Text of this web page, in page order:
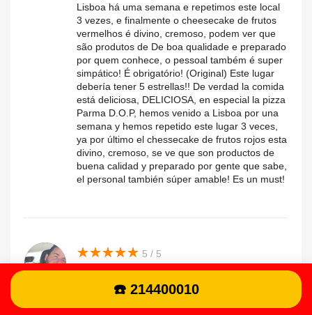
Lisboa há uma semana e repetimos este local
3 vezes, e finalmente o cheesecake de frutos
vermelhos é divino, cremoso, podem ver que
são produtos de De boa qualidade e preparado
por quem conhece, o pessoal também é super
simpático! É obrigatório! (Original) Este lugar
debería tener 5 estrellas!! De verdad la comida
está deliciosa, DELICIOSA, en especial la pizza
Parma D.O.P, hemos venido a Lisboa por una
semana y hemos repetido este lugar 3 veces,
ya por último el chessecake de frutos rojos esta
divino, cremoso, se ve que son productos de
buena calidad y preparado por gente que sabe,
el personal también súper amable! Es un must!
★★★★★
★★★★★ 5 / 5
12/08/2022 à 20:31
Bastante agradável, cm esplanada.
☎️ 214400010